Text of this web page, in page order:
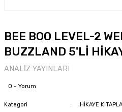
BEE BOO LEVEL-2
BUZZLAND 5'Lİ
ANALİZ YAYINLARI
0 - Yorum
Kategori HİKAYE